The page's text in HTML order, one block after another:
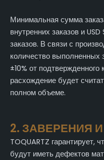
Минимальная сумма
внутренних заказов и
заказов. В связи с
количество выполненных
±10% от подтвержденного
расхождение будет
полном объеме.
2. ЗАВЕРЕНИЯ
TOQUARTZ гарантирует,
будут иметь дефектов